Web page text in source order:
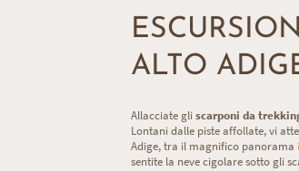
ALTO
Allacciate gliscarponi da
Lontani dalle piste affollate, vi
Adige, tra il magnifico panorama
sentite la neve cigolare sotto gli